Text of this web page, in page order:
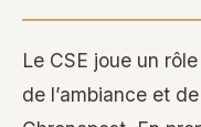
Le CSE joue un
de l’ambiance et